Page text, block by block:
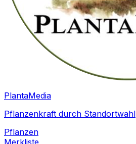
PlantaMedia
Pflanzenkraft durch Standortwahl
Pflanzen
Merkliste